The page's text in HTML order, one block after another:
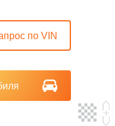
по VIN